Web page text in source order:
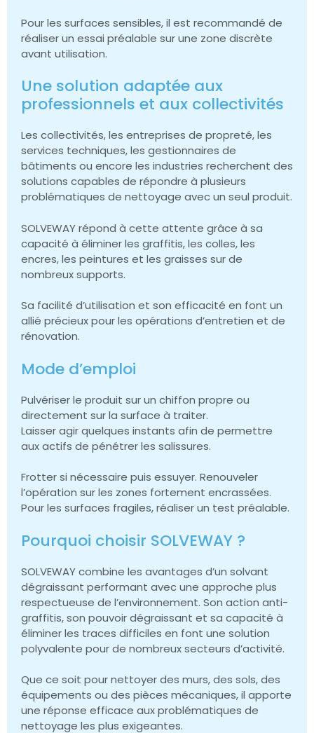
Pour les surfaces sensibles, il est recommandé de
réaliser un essai préalable sur une zone discrète
avant utilisation.
Une solution adaptée aux
professionnels et aux collectivités
Les collectivités, les entreprises de propreté, les
services techniques, les gestionnaires de
bâtiments ou encore les industries recherchent des
solutions capables de répondre à plusieurs
problématiques de nettoyage avec un seul produit.
SOLVEWAY répond à cette attente grâce à sa
capacité à éliminer les graffitis, les colles, les
encres, les peintures et les graisses sur de
nombreux supports.
Sa facilité d’utilisation et son efficacité en font un
allié précieux pour les opérations d’entretien et de
rénovation.
Mode d’emploi
Pulvériser le produit sur un chiffon propre ou
directement sur la surface à traiter.
Laisser agir quelques instants afin de permettre
aux actifs de pénétrer les salissures.
Frotter si nécessaire puis essuyer. Renouveler
l’opération sur les zones fortement encrassées.
Pour les surfaces fragiles, réaliser un test préalable.
Pourquoi choisir SOLVEWAY ?
SOLVEWAY combine les avantages d’un solvant
dégraissant performant avec une approche plus
respectueuse de l’environnement. Son action anti-
graffitis, son pouvoir dégraissant et sa capacité à
éliminer les traces difficiles en font une solution
polyvalente pour de nombreux secteurs d’activité.
Que ce soit pour nettoyer des murs, des sols, des
équipements ou des pièces mécaniques, il apporte
une réponse efficace aux problématiques de
nettoyage les plus exigeantes.